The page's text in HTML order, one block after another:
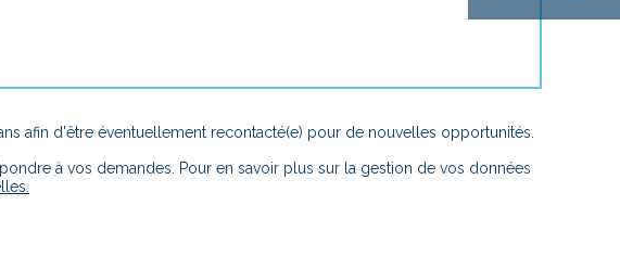
afin d'être éventuellement recontacté(e) pour de nouvelles opportunités.
à vos demandes. Pour en savoir plus sur la gestion de vos données